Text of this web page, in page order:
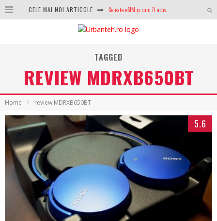
CELE MAI NOI ARTICOLE
100 GB de internet mobil gratuit de la Orange. Fără contract, fără acte și fără obligații
GoPro revine în competiție: Mission One este răspunsul pe care DJI nu îl aștepta
Analiza producției fotovoltaice în România – cât produce un sistem solar pe timp de iarnă?
NVIDIA avertizează: memoria RAM și SSD-urile ar putea deveni și mai scumpe în perioada următoare
TAGGED
REVIEW MDRXB650BT
Home review MDRXB650BT
5.6